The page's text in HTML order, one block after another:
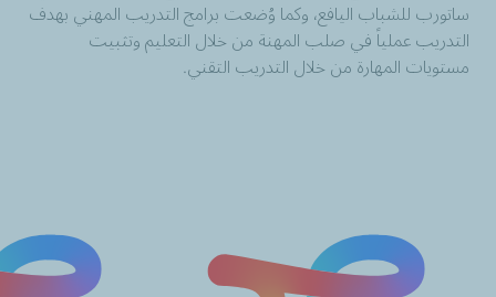
ساتورب للشباب اليافع، وكما وُضعت برامج التدريب المهني بهدف
التدريب عملياً في صلب المهنة من خلال التعليم وتثبيت
مستويات المهارة من خلال التدريب التقني.